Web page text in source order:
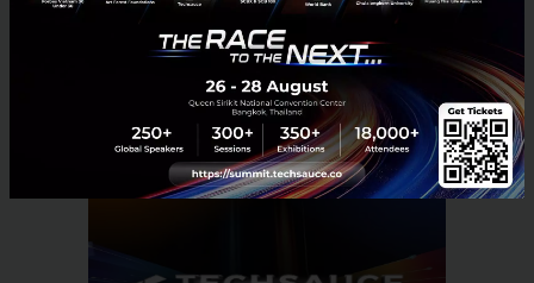
News AI Fintech BloombergGPT Enterprise AI
No comment